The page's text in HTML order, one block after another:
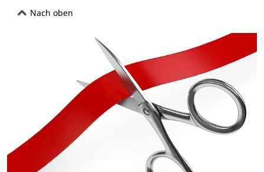
Nach oben